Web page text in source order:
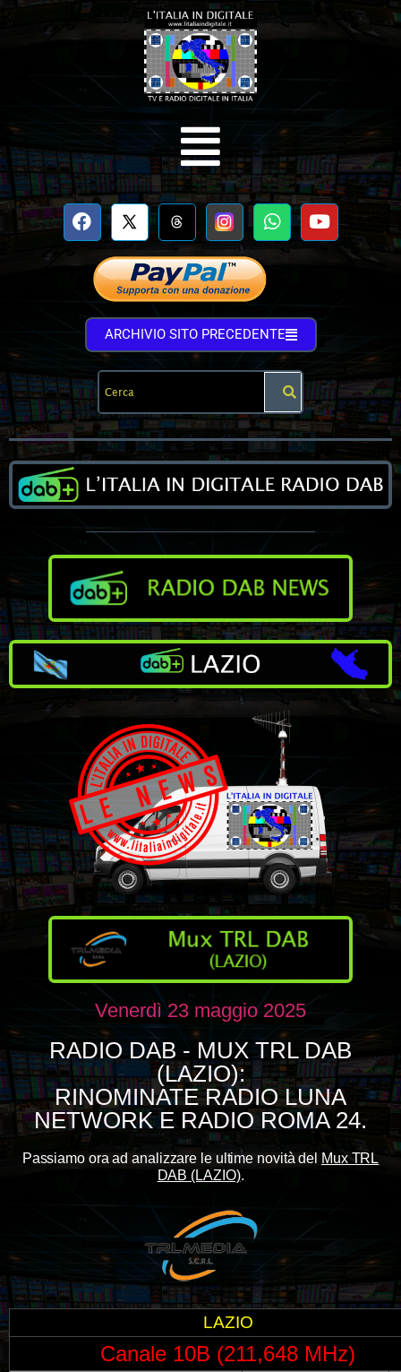
ARCHIVIO SITO PRECEDENTE
Venerdì 23 maggio 2025
RADIO DAB - MUX TRL DAB
(LAZIO):
RINOMINATE RADIO LUNA
NETWORK E RADIO ROMA 24.
Passiamo ora ad analizzare le ultime novità del Mux TRL
DAB (LAZIO).
LAZIO
Canale 10B (211,648 MHz)